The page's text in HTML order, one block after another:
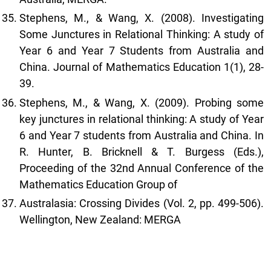
Stephens, M., & Wang, X. (2008). Investigating
Some Junctures in Relational Thinking: A study of
Year 6 and Year 7 Students from Australia and
China. Journal of Mathematics Education 1(1), 28-
39.
Stephens, M., & Wang, X. (2009). Probing some
key junctures in relational thinking: A study of Year
6 and Year 7 students from Australia and China. In
R. Hunter, B. Bricknell & T. Burgess (Eds.),
Proceeding of the 32nd Annual Conference of the
Mathematics Education Group of
Australasia: Crossing Divides (Vol. 2, pp. 499-506).
Wellington, New Zealand: MERGA